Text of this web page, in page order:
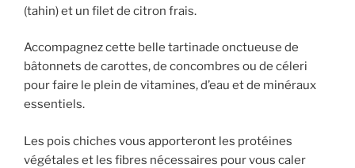
(tahin) et un filet de citron frais.
Accompagnez cette belle tartinade onctueuse de
bâtonnets de carottes, de concombres ou de céleri
pour faire le plein de vitamines, d’eau et de minéraux
essentiels.
Les pois chiches vous apporteront les protéines
végétales et les fibres nécessaires pour vous caler